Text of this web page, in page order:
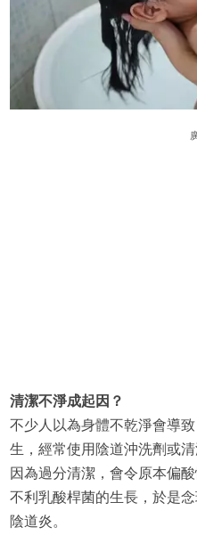
清潔不淨成起因？
不少人以為身體不乾淨會導
生，經常使用陰道沖洗劑或
因為過分清潔，會令原本偏
不利乳酸桿菌的生長，於是
陰道炎。